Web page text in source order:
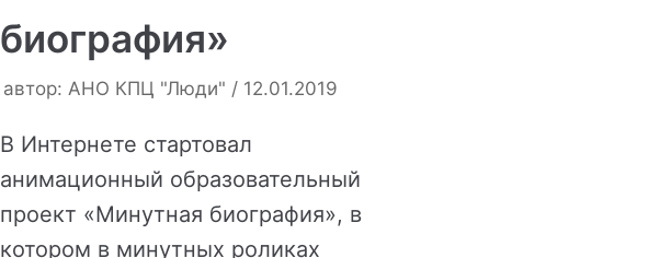
биография»
автор: АНО КПЦ "Люди" 12.01.2019
В Интернете стартовал
анимационный образовательный
проект «Минутная биография», в
котором в минутных роликах